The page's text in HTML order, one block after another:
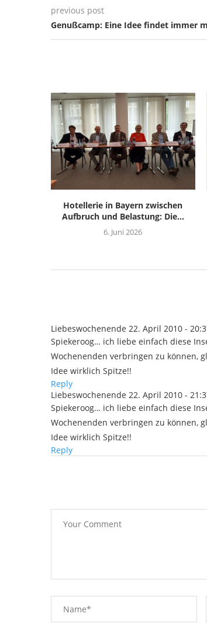
previous post
Genußcamp: Eine Idee findet immer
Hotellerie in Bayern zwischen
Aufbruch und Belastung: Die...
6. Juni 2026
Liebeswochenende 22. April 2010 -
Spiekeroog… ich liebe einfach diese
Wochenenden verbringen zu können,
Idee wirklich Spitze!!
Reply
Liebeswochenende 22. April 2010 -
Spiekeroog… ich liebe einfach diese
Wochenenden verbringen zu können,
Idee wirklich Spitze!!
Reply